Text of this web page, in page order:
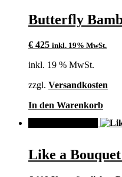
Butterfly
€ 425 inkl. 19% MwSt.
inkl. 19 % MwSt.
zzgl. Versandkosten
In den Warenkorb
Like a